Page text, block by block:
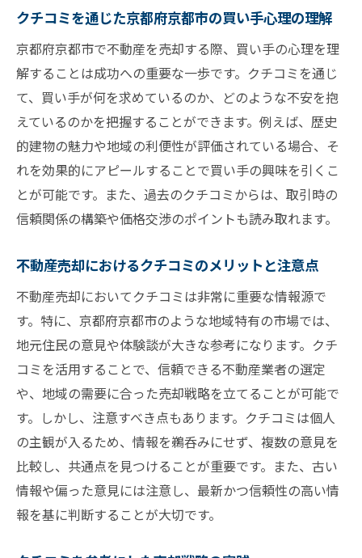
クチコミを通じた京都府京都市の買い手心理の理解
京都府京都市で不動産を売却する際、買い手の心理を理
解することは成功への重要な一歩です。クチコミを通じ
て、買い手が何を求めているのか、どのような不安を抱
えているのかを把握することができます。例えば、歴史
的建物の魅力や地域の利便性が評価されている場合、そ
れを効果的にアピールすることで買い手の興味を引くこ
とが可能です。また、過去のクチコミからは、取引時の
信頼関係の構築や価格交渉のポイントも読み取れます。
不動産売却におけるクチコミのメリットと注意点
不動産売却においてクチコミは非常に重要な情報源で
す。特に、京都府京都市のような地域特有の市場では、
地元住民の意見や体験談が大きな参考になります。クチ
コミを活用することで、信頼できる不動産業者の選定
や、地域の需要に合った売却戦略を立てることが可能で
す。しかし、注意すべき点もあります。クチコミは個人
の主観が入るため、情報を鵜呑みにせず、複数の意見を
比較し、共通点を見つけることが重要です。また、古い
情報や偏った意見には注意し、最新かつ信頼性の高い情
報を基に判断することが大切です。